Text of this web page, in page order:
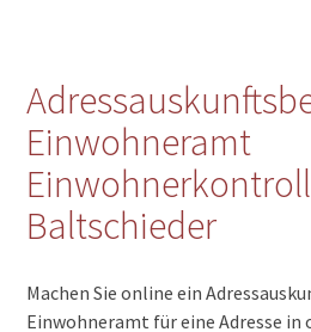
Einwohneramt
Baltschieder
Machen Sie online ein
Einwohneramt für eine Adresse in